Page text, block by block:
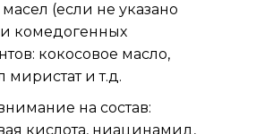
масел (если не указано
комедогенных
кокосовое масло,
миристат и т.д.
на состав:
кислота, ниацинамид,